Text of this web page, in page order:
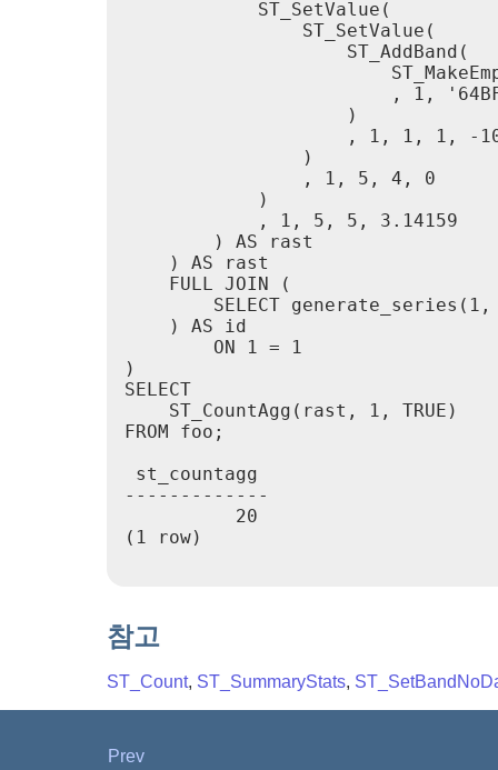
            ST_SetValue(
                ST_SetValue(
                    ST_AddBand(
, 1,
                    )
, 1, 1, 1, -
                )
                , 1, 5, 4, 0
            )
            , 1, 5, 5, 3.14159
        ) AS rast
    ) AS rast
    FULL JOIN (
SELECT generate_series(1,
    ) AS id
        ON 1 = 1
)
SELECT
    ST_CountAgg(rast, 1, TRUE)
FROM foo;
st_countagg
-------------
          20
(1 row)
참고
ST_Count, ST_SummaryStats,
Prev